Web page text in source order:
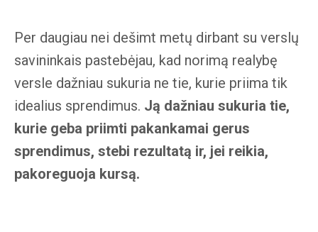
Per daugiau nei dešimt metų dirbant su verslų
savininkais pastebėjau, kad norimą realybę
versle dažniau sukuria ne tie, kurie priima tik
idealius sprendimus. Ją dažniau sukuria tie,
kurie geba priimti pakankamai gerus
sprendimus, stebi rezultatą ir, jei reikia,
pakoreguoja kursą.